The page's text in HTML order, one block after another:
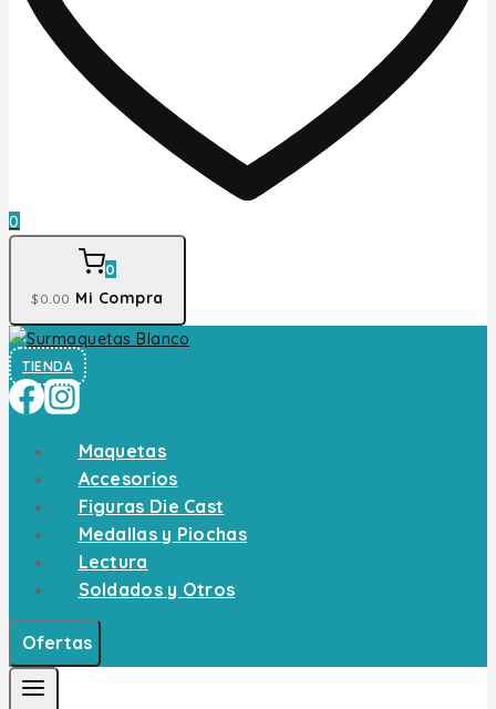
0
0
$0 .00 Mi Compra
TIENDA
Maquetas
Accesorios
Figuras Die Cast
Medallas y Piochas
Lectura
Soldados y Otros
Ofertas